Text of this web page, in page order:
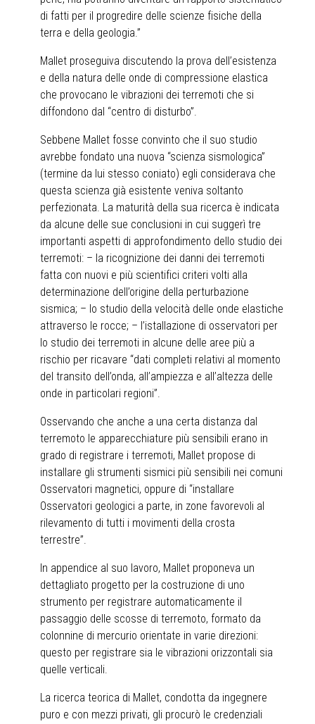
di fatti per il progredire delle scienze fisiche della
terra e della geologia.”
Mallet proseguiva discutendo la prova dell’esistenza
e della natura delle onde di compressione elastica
che provocano le vibrazioni dei terremoti che si
diffondono dal “centro di disturbo”.
Sebbene Mallet fosse convinto che il suo studio
avrebbe fondato una nuova “scienza sismologica”
(termine da lui stesso coniato) egli considerava che
questa scienza già esistente veniva soltanto
perfezionata. La maturità della sua ricerca è indicata
da alcune delle sue conclusioni in cui suggerì tre
importanti aspetti di approfondimento dello studio dei
terremoti: – la ricognizione dei danni dei terremoti
fatta con nuovi e più scientifici criteri volti alla
determinazione dell’origine della perturbazione
sismica; – lo studio della velocità delle onde elastiche
attraverso le rocce; – l’istallazione di osservatori per
lo studio dei terremoti in alcune delle aree più a
rischio per ricavare “dati completi relativi al momento
del transito dell’onda, all’ampiezza e all’altezza delle
onde in particolari regioni”.
Osservando che anche a una certa distanza dal
terremoto le apparecchiature più sensibili erano in
grado di registrare i terremoti, Mallet propose di
installare gli strumenti sismici più sensibili nei comuni
Osservatori magnetici, oppure di “installare
Osservatori geologici a parte, in zone favorevoli al
rilevamento di tutti i movimenti della crosta
terrestre”.
In appendice al suo lavoro, Mallet proponeva un
dettagliato progetto per la costruzione di uno
strumento per registrare automaticamente il
passaggio delle scosse di terremoto, formato da
colonnine di mercurio orientate in varie direzioni:
questo per registrare sia le vibrazioni orizzontali sia
quelle verticali.
La ricerca teorica di Mallet, condotta da ingegnere
puro e con mezzi privati, gli procurò le credenziali